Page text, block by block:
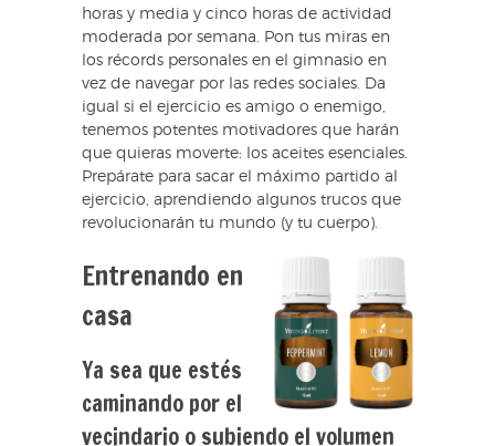
horas y media y cinco horas de actividad
moderada por semana. Pon tus miras en
los récords personales en el gimnasio en
vez de navegar por las redes sociales. Da
igual si el ejercicio es amigo o enemigo,
tenemos potentes motivadores que harán
que quieras moverte: los aceites esenciales.
Prepárate para sacar el máximo partido al
ejercicio, aprendiendo algunos trucos que
revolucionarán tu mundo (y tu cuerpo).
Entrenando en
casa
Ya sea que estés
caminando por el
vecindario o subiendo el volumen